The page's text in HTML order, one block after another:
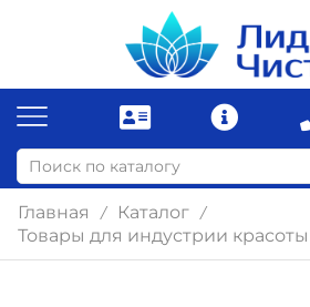
Главная / Каталог /
Товары для индустрии красоты